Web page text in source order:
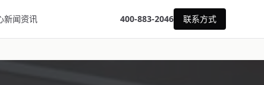
新闻资讯 400-883-2046 联系方式